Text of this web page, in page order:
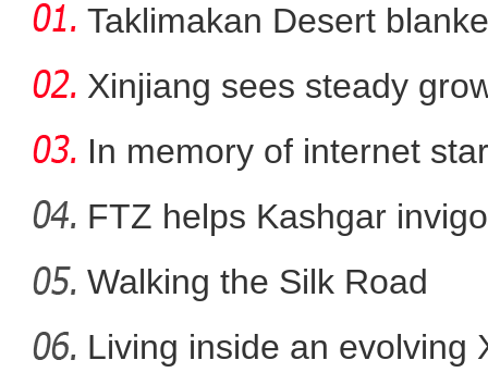
兵团九师护边员：皑皑高
Taklimakan Desert
Xinjiang sees steady
In memory of internet
FTZ helps Kashgar
comm
Walking the Silk Road
Living inside an evolving